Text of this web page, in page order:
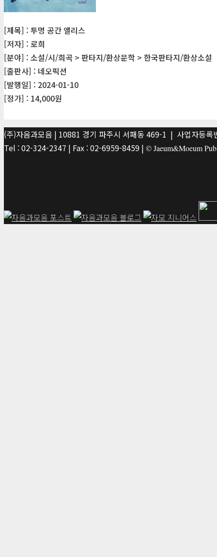
[제목] : 투명 공간 앨리스
[저자] : 로희
[분야] : 소설/시/희곡 > 판타지/환상문학 > 한국판타지/환상소설
[출판사] : 네오픽션
[발행일] : 2024-01-10
[정가] : 14,000원
(주)자음과모음 | 10881 경기 파주시 서패동 469-1 | 사업자등
Tel : 02-324-2347 | Fax : 02-6959-8459 | © Jaeum&Moeum